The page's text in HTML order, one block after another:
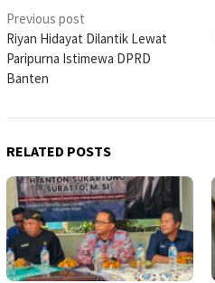
Post
navigation
Previous post
Riyan Hidayat Dilantik Lewat
Paripurna Istimewa DPRD
Banten
RELATED POSTS